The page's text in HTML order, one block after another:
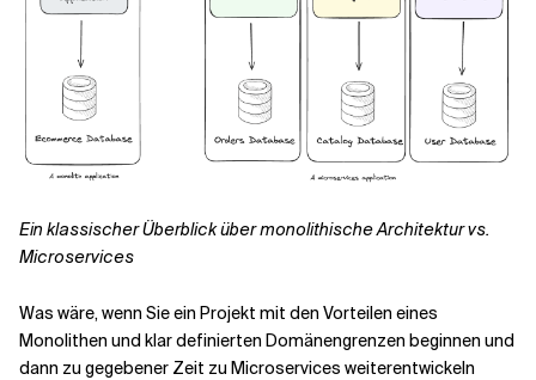
Ein klassischer Überblick über monolithische Architektur vs.
Microservices
Was wäre, wenn Sie ein Projekt mit den Vorteilen eines
Monolithen und klar definierten Domänengrenzen beginnen und
dann zu gegebener Zeit zu Microservices weiterentwickeln